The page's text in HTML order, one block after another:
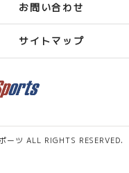
お問い合わせ
サイトマップ
ツ ALL RIGHTS RESERVED.